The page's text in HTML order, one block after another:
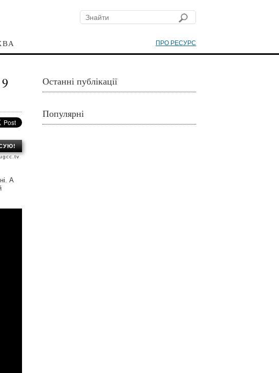
ПРО РЕСУРС
А
Останні публікації
Популярні